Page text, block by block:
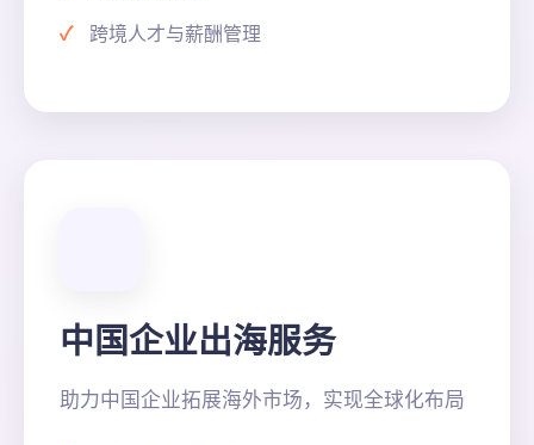
跨境人才与薪酬管理
中国企业出海服务
助力中国企业拓展海外市场，实现全球化布局